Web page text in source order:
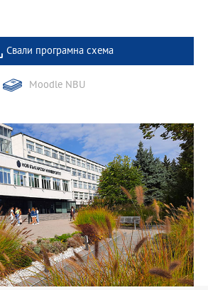
Свали програмна схема
Moodle NBU